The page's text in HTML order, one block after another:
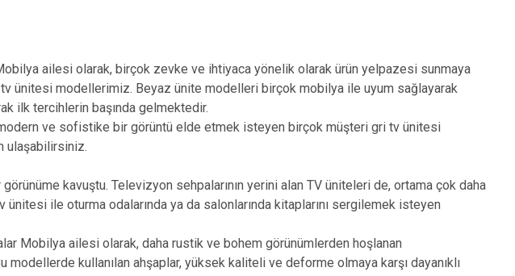
ailesi olarak, birçok zevke ve ihtiyaca yönelik olarak ürün yelpazesi sunmaya
ünitesi modellerimiz. Beyaz ünite modelleri birçok mobilya ile uyum sağlayarak
ilk tercihlerin başında gelmektedir.
ve sofistike bir görüntü elde etmek isteyen birçok müşteri gri tv ünitesi
ulaşabilirsiniz.
kavuştu. Televizyon sehpalarının yerini alan TV üniteleri de, ortama çok daha
ile oturma odalarında ya da salonlarında kitaplarını sergilemek isteyen
Mobilya ailesi olarak, daha rustik ve bohem görünümlerden hoşlanan
kullanılan ahşaplar, yüksek kaliteli ve deforme olmaya karşı dayanıklı